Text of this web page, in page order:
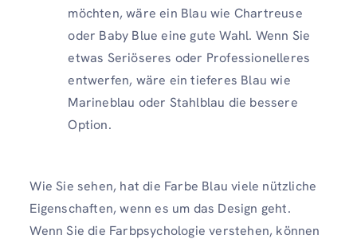
möchten, wäre ein Blau wie Chartreuse
oder Baby Blue eine gute Wahl. Wenn Sie
etwas Seriöseres oder Professionelleres
entwerfen, wäre ein tieferes Blau wie
Marineblau oder Stahlblau die bessere
Option.
Wie Sie sehen, hat die Farbe Blau viele nützliche
Eigenschaften, wenn es um das Design geht.
Wenn Sie die Farbpsychologie verstehen, können